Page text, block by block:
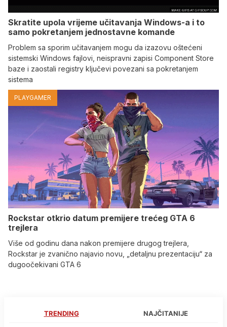
Skratite upola vrijeme učitavanja Windows-a i to
samo pokretanjem jednostavne komande
Problem sa sporim učitavanjem mogu da izazovu oštećeni
sistemski Windows fajlovi, neispravni zapisi Component Store
baze i zaostali registry ključevi povezani sa pokretanjem
sistema
PLAYGAMER
Rockstar otkrio datum premijere trećeg GTA 6
trejlera
Više od godinu dana nakon premijere drugog trejlera,
Rockstar je zvanično najavio novu, „detaljnu prezentaciju“ za
dugoočekivani GTA 6
TRENDING NAJČITANIJE